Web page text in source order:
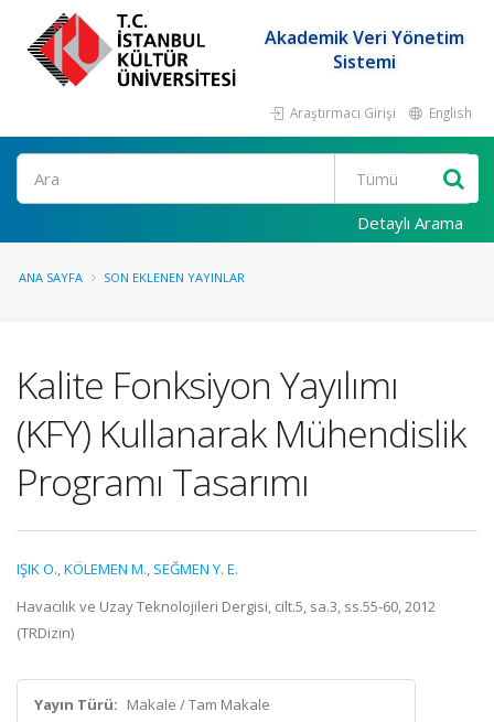
Akademik Veri Yönetim
Sistemi
Araştırmacı Girişi English
Ara
Detaylı Arama
ANA SAYFA SON EKLENEN YAYINLAR
Kalite Fonksiyon Yayılımı
(KFY) Kullanarak Mühendislik
Programı Tasarımı
IŞIK O.,KÖLEMEN M., SEĞMEN Y. E.
Havacılık ve Uzay Teknolojileri Dergisi, cilt.5, sa.3, ss.55-60, 2012
(TRDizin)
Yayın Türü: Makale / Tam Makale